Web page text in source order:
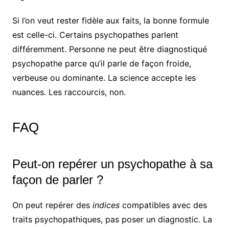
Si l’on veut rester fidèle aux faits, la bonne formule
est celle-ci. Certains psychopathes parlent
différemment. Personne ne peut être diagnostiqué
psychopathe parce qu’il parle de façon froide,
verbeuse ou dominante. La science accepte les
nuances. Les raccourcis, non.
FAQ
Peut-on repérer un psychopathe à sa
façon de parler ?
On peut repérer des indicescompatibles avec des
traits psychopathiques, pas poser un diagnostic. La